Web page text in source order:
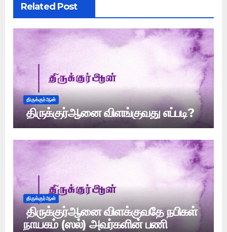
Related Post
திருக்குர்ஆன்
திருக்குர்ஆனை விளங்குவது எப்படி?
திருக்குர்ஆன்
திருக்குர்ஆனை விளக்குவதே நபிகள்
நாயகம் (ஸல்) அவர்களின் பணி